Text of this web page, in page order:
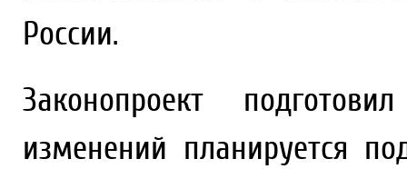
России.
Законопроект
изменений планируется